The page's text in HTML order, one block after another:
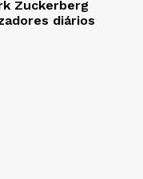
Zuckerberg
diários